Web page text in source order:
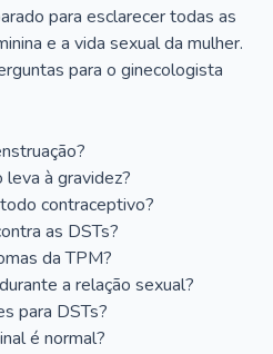
para esclarecer todas as
e a vida sexual da mulher.
para o ginecologista
à gravidez?
contraceptivo?
as DSTs?
da TPM?
a relação sexual?
para DSTs?
é normal?